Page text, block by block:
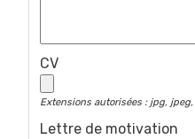
CV
Extensions autorisées : jpg,
Lettre de motivation